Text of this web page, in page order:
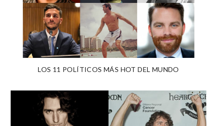
LOS 11 POLÍTICOS MÁS HOT DEL MUNDO